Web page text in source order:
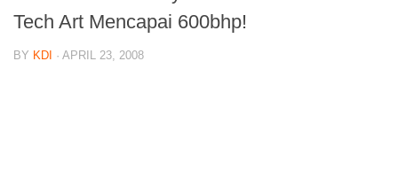
Tech Art Mencapai 600bhp!
BY KDI · APRIL 23, 2008